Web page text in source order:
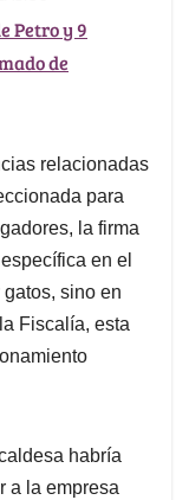
Petro y 9
de
relacionadas
para
la firma
en el
sino en
Fiscalía, esta
habría
a la empresa